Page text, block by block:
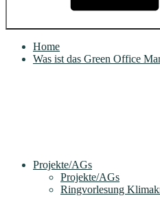
Home
Was ist das Green Office
Projekte/AGs
Projekte/AGs
Ringvorlesung